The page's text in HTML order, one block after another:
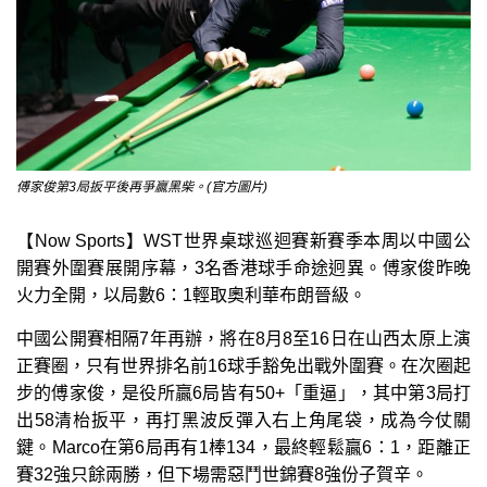
傅家俊第3局扳平後再爭贏黑柴。(官方圖片)
【Now Sports】WST世界桌球巡迴賽新賽季本周以中國公
開賽外圍賽展開序幕，3名香港球手命途迥異。傅家俊昨晚
火力全開，以局數6：1輕取奧利華布朗晉級。
中國公開賽相隔7年再辦，將在8月8至16日在山西太原上演
正賽圈，只有世界排名前16球手豁免出戰外圍賽。在次圈起
步的傅家俊，是役所贏6局皆有50+「重逼」，其中第3局打
出58清枱扳平，再打黑波反彈入右上角尾袋，成為今仗關
鍵。Marco在第6局再有1棒134，最終輕鬆贏6：1，距離正
賽32強只餘兩勝，但下場需惡鬥世錦賽8強份子賀辛。